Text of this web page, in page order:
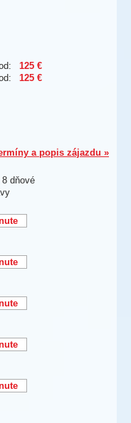
125 €
125 €
a popis zájazdu »
dňové